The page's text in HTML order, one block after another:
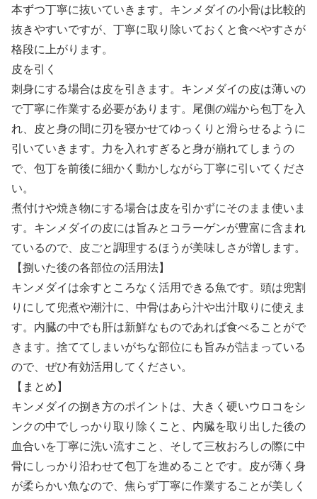
本ずつ丁寧に抜いていきます。キンメダイの小骨は比較的
抜きやすいですが、丁寧に取り除いておくと食べやすさが
格段に上がります。
皮を引く
刺身にする場合は皮を引きます。キンメダイの皮は薄いの
で丁寧に作業する必要があります。尾側の端から包丁を入
れ、皮と身の間に刃を寝かせてゆっくりと滑らせるように
引いていきます。力を入れすぎると身が崩れてしまうの
で、包丁を前後に細かく動かしながら丁寧に引いてくださ
い。
煮付けや焼き物にする場合は皮を引かずにそのまま使いま
す。キンメダイの皮には旨みとコラーゲンが豊富に含まれ
ているので、皮ごと調理するほうが美味しさが増します。
【捌いた後の各部位の活用法】
キンメダイは余すところなく活用できる魚です。頭は兜割
りにして兜煮や潮汁に、中骨はあら汁や出汁取りに使えま
す。内臓の中でも肝は新鮮なものであれば食べることがで
きます。捨ててしまいがちな部位にも旨みが詰まっている
ので、ぜひ有効活用してください。
【まとめ】
キンメダイの捌き方のポイントは、大きく硬いウロコをシ
ンクの中でしっかり取り除くこと、内臓を取り出した後の
血合いを丁寧に洗い流すこと、そして三枚おろしの際に中
骨にしっかり沿わせて包丁を進めることです。皮が薄く身
が柔らかい魚なので、焦らず丁寧に作業することが美しく